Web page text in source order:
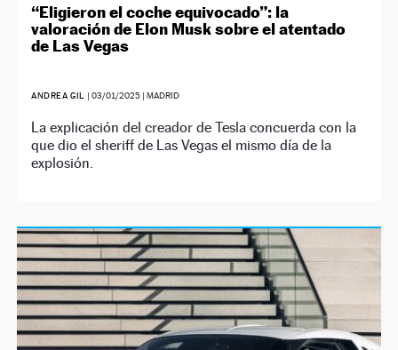
“Eligieron el coche equivocado”: la
valoración de Elon Musk sobre el atentado
de Las Vegas
ANDREA GIL |03/01/2025 | MADRID
La explicación del creador de Tesla concuerda con la
que dio el sheriff de Las Vegas el mismo día de la
explosión.